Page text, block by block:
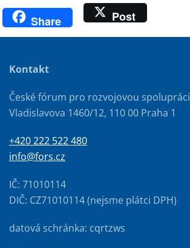
Share Post
Kontakt
České fórum pro rozvojovou spolupráci
Vladislavova 1460/12, 110 00 Praha 1
+420 222 522 480
info@fors.cz
IČ: 71010114
DIČ: CZ71010114 (nejsme plátci DPH)
datová schránka: cqrtzws